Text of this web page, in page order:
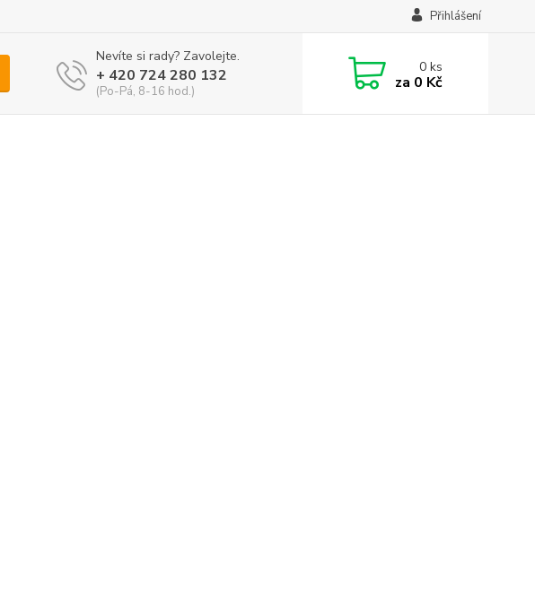
Přihlášení
Nevíte si rady? Zavolejte.
+ 420 724 280 132
(Po-Pá, 8-16 hod.)
0ks
za 0 Kč